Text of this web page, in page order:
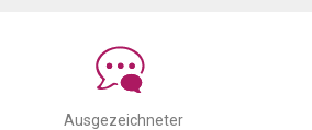
Ausgezeichneter